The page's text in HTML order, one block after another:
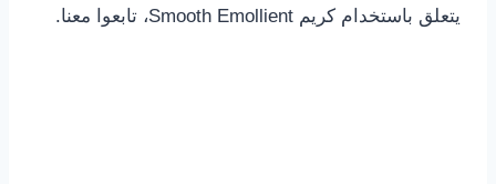
يتعلق باستخدام كريم Smooth Emollient، تابعوا معنا.